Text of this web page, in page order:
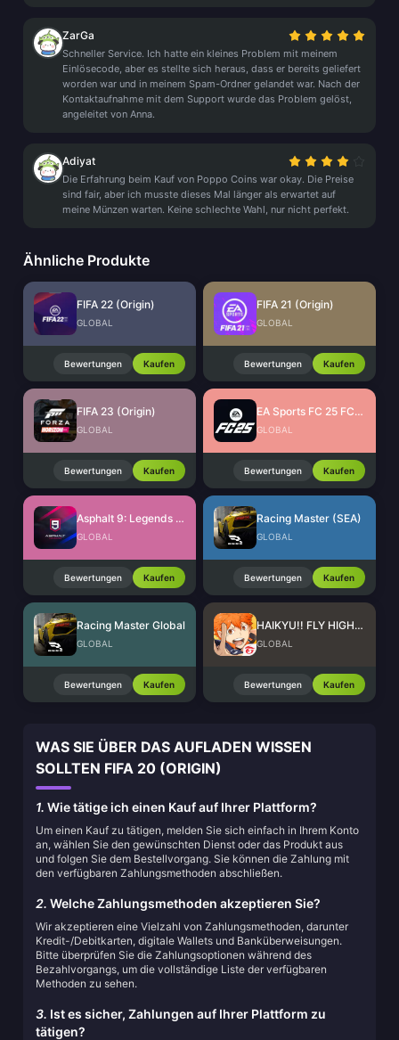
ZarGa
Schneller Service. Ich hatte ein kleines Problem mit meinem
Einlösecode, aber es stellte sich heraus, dass er bereits geliefert
worden war und in meinem Spam-Ordner gelandet war. Nach der
Kontaktaufnahme mit dem Support wurde das Problem gelöst,
angeleitet von Anna.
Adiyat
Die Erfahrung beim Kauf von Poppo Coins war okay. Die Preise
sind fair, aber ich musste dieses Mal länger als erwartet auf
meine Münzen warten. Keine schlechte Wahl, nur nicht perfekt.
Ähnliche Produkte
FIFA 22 (Origin)
GLOBAL
Bewertungen Kaufen
FIFA 21 (Origin)
GLOBAL
Bewertungen Kaufen
FIFA 23 (Origin)
GLOBAL
Bewertungen Kaufen
EA Sports FC 25 FC Points (EA App)
GLOBAL
Bewertungen Kaufen
Asphalt 9: Legends Tokens
GLOBAL
Bewertungen Kaufen
Racing Master (SEA)
GLOBAL
Bewertungen Kaufen
Racing Master Global
GLOBAL
Bewertungen Kaufen
HAIKYU!! FLY HIGH SEA Top Up
GLOBAL
Bewertungen Kaufen
WAS SIE ÜBER DAS AUFLADEN WISSEN
SOLLTEN FIFA 20 (ORIGIN)
1. Wie tätige ich einen Kauf auf Ihrer Plattform?
Um einen Kauf zu tätigen, melden Sie sich einfach in Ihrem Konto
an, wählen Sie den gewünschten Dienst oder das Produkt aus
und folgen Sie dem Bestellvorgang. Sie können die Zahlung mit
den verfügbaren Zahlungsmethoden abschließen.
2. Welche Zahlungsmethoden akzeptieren Sie?
Wir akzeptieren eine Vielzahl von Zahlungsmethoden, darunter
Kredit-/Debitkarten, digitale Wallets und Banküberweisungen.
Bitte überprüfen Sie die Zahlungsoptionen während des
Bezahlvorgangs, um die vollständige Liste der verfügbaren
Methoden zu sehen.
3. Ist es sicher, Zahlungen auf Ihrer Plattform zu
tätigen?